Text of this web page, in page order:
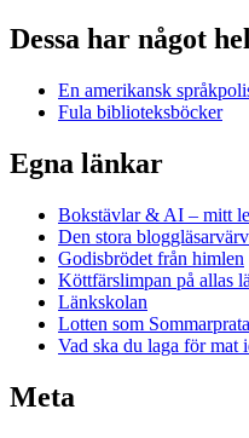
Dessa har något
En amerikansk
Fula biblioteksböcker
Egna länkar
Bokstävlar & AI – mitt
Den stora
Godisbrödet från himlen
Köttfärslimpan på allas
Länkskolan
Lotten som
Vad ska du laga för mat
Meta